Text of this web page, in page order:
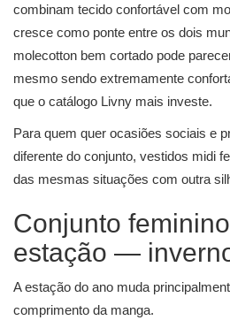
combinam tecido confortável com
cresce como ponte entre os dois
molecotton bem cortado pode
mesmo sendo extremamente
que o catálogo Livny mais investe.
Para quem quer ocasiões sociais e
diferente do conjunto, vestidos midi
das mesmas situações com outra
Conjunto
estação —
A estação do ano muda
comprimento da manga.